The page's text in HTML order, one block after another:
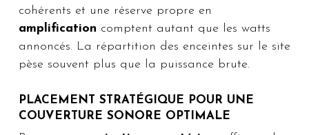
cohérents et une réserve propre en
amplification comptent autant que les watts
annoncés. La répartition des enceintes sur le site
pèse souvent plus que la puissance brute.
PLACEMENT STRATÉGIQUE POUR UNE
COUVERTURE SONORE OPTIMALE